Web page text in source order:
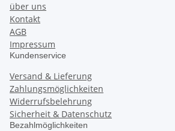
über uns
Kontakt
AGB
Impressum
Kundenservice
Versand & Lieferung
Zahlungsmöglichkeiten
Widerrufsbelehrung
Sicherheit & Datenschutz
Bezahlmöglichkeiten